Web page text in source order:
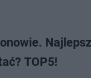
TOP5!